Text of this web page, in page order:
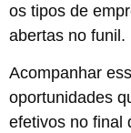
os tipos de
abertas no funil.
Acompanhar
oportunidades
efetivos no final